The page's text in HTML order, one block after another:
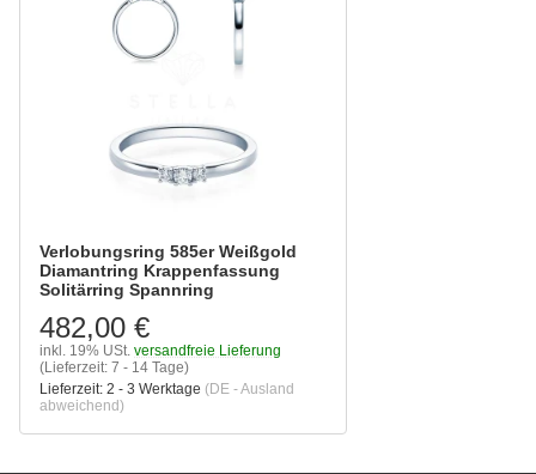
Verlobungsring 585er Weißgold
Diamantring Krappenfassung
Solitärring Spannring
482,00 €
inkl. 19% USt. versandfreie Lieferung
(Lieferzeit: 7 - 14 Tage)
Lieferzeit: 2 - 3 Werktage (DE - Ausland
abweichend)